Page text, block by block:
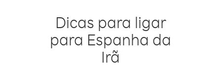
Dicas para ligar
para Espanha da
Irã